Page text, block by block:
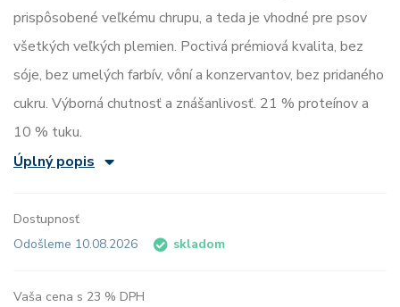
prispôsobené veľkému chrupu, a teda je vhodné pre psov
všetkých veľkých plemien. Poctivá prémiová kvalita, bez
sóje, bez umelých farbív, vôní a konzervantov, bez pridaného
cukru. Výborná chutnosť a znášanlivosť. 21 % proteínov a
10 % tuku.
Úplný popis
Dostupnosť
Odošleme 10.08.2026
skladom
Vaša cena s 23 % DPH